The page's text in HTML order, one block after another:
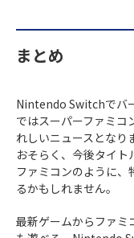
まとめ
Nintendo Switchでバ
ではスーパーファミコ
れしいニュースとなり
おそらく、今後タイト
ファミコンのように、
るかもしれません。
最新ゲームからファミ